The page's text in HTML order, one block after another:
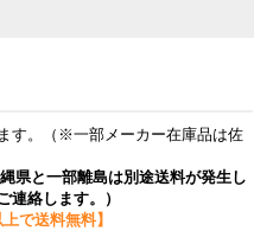
す。（※一部メーカー在庫品は佐
県と一部離島は別途送料が発生し
連絡します。）
で送料無料】